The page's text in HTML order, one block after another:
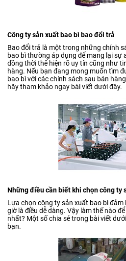
Công ty sản xuất bao bì bao đổi trả
Bao đổi trả là một trong những chính
bao bì thường áp dụng để mang lại sự
đồng thời thể hiện rõ uy tín cũng như
hàng. Nếu bạn đang mong muốn tìm
bao bì với các chính sách sau bán
hãy tham khảo ngay bài viết dưới đây.
Những điều cần biết khi chọn công ty
Lựa chọn công ty sản xuất bao bì
giờ là điều dễ dàng. Vậy làm thế nào
nhất? Một số chia sẻ trong bài viết
bạn.